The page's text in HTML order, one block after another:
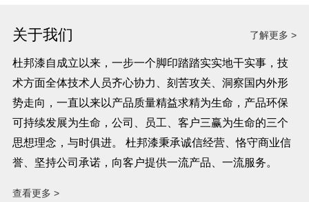
关于我们 了解更多 >
杜邦漆自成立以来，一步一个脚印踏踏实实地干实事，技
术方面全体技术人员齐心协力、刻苦攻关、洞察国内外形
势走向，一直以来以产品质量精益求精为生命，产品环保
可持续发展为生命，公司、员工、客户三赢为生命的三个
思想理念，与时俱进。 杜邦漆秉承诚信经营、恪守商业信
誉、坚持公司承诺，向客户提供一流产品、一流服务。
查看更多 >